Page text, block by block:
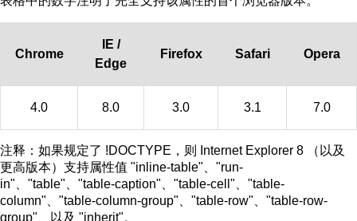
Chrome
IE /
Edge
Firefox Safari Opera
4.0 8.0 3.0 3.1 7.0
注释： 如果规定了 !DOCTYPE，则 Internet Explorer 8 （以及
更高版本）支持属性值 "inline-table"、"run-
in"、"table"、"table-caption"、"table-cell"、"table-
column"、"table-column-group"、"table-row"、"table-row-
group"、以及 "inherit"。